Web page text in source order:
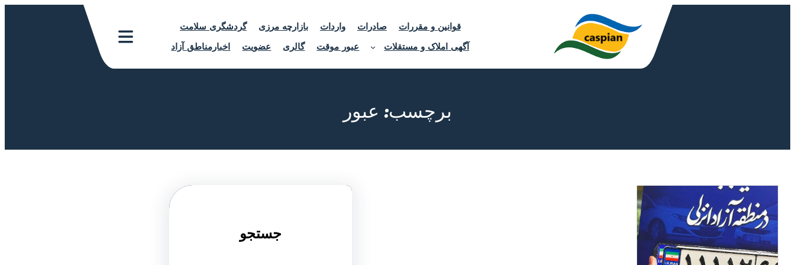
قوانین و مقررات صادرات واردات بازارچه مرزی گردشگری سلامت
آگهی املاک و مستقلات عبور موقت گالری عضویت اخبارمناطق آزاد
برچسب: عبور
جستجو